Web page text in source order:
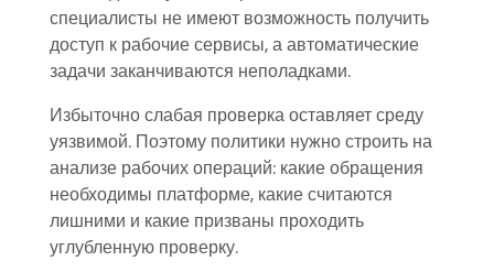
специалисты не имеют возможность получить
доступ к рабочие сервисы, а автоматические
задачи заканчиваются неполадками.
Избыточно слабая проверка оставляет среду
уязвимой. Поэтому политики нужно строить на
анализе рабочих операций: какие обращения
необходимы платформе, какие считаются
лишними и какие призваны проходить
углубленную проверку.